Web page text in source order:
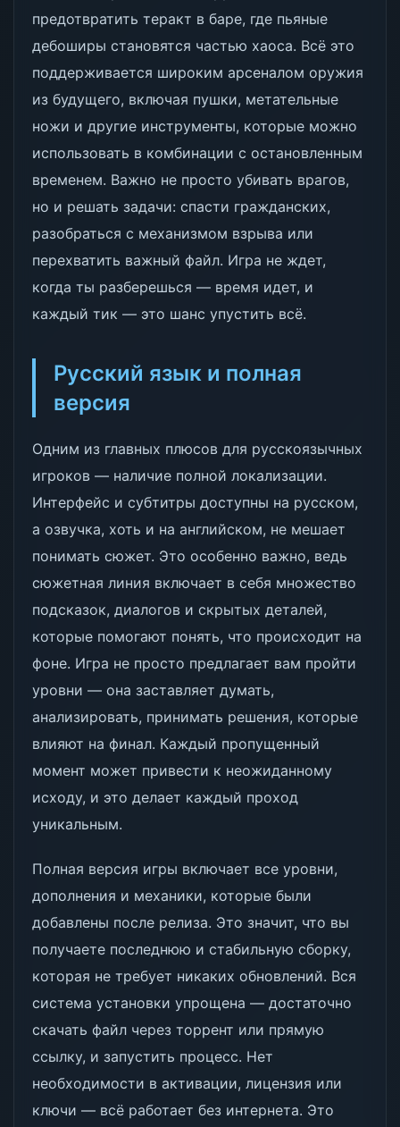
предотвратить теракт в баре, где пьяные
дебоширы становятся частью хаоса. Всё это
поддерживается широким арсеналом оружия
из будущего, включая пушки, метательные
ножи и другие инструменты, которые можно
использовать в комбинации с остановленным
временем. Важно не просто убивать врагов,
но и решать задачи: спасти гражданских,
разобраться с механизмом взрыва или
перехватить важный файл. Игра не ждет,
когда ты разберешься — время идет, и
каждый тик — это шанс упустить всё.
Русский язык и полная
версия
Одним из главных плюсов для русскоязычных
игроков — наличие полной локализации.
Интерфейс и субтитры доступны на русском,
а озвучка, хоть и на английском, не мешает
понимать сюжет. Это особенно важно, ведь
сюжетная линия включает в себя множество
подсказок, диалогов и скрытых деталей,
которые помогают понять, что происходит на
фоне. Игра не просто предлагает вам пройти
уровни — она заставляет думать,
анализировать, принимать решения, которые
влияют на финал. Каждый пропущенный
момент может привести к неожиданному
исходу, и это делает каждый проход
уникальным.
Полная версия игры включает все уровни,
дополнения и механики, которые были
добавлены после релиза. Это значит, что вы
получаете последнюю и стабильную сборку,
которая не требует никаких обновлений. Вся
система установки упрощена — достаточно
скачать файл через торрент или прямую
ссылку, и запустить процесс. Нет
необходимости в активации, лицензия или
ключи — всё работает без интернета. Это